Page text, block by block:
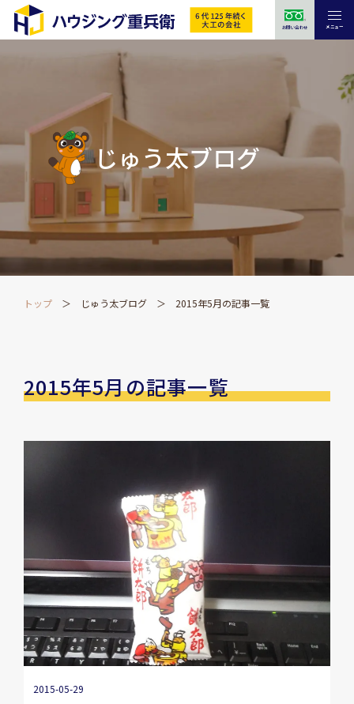
お問い合わせ メニュー
じゅう太ブログ
トップ じゅう太ブログ 2015年5月の記事一覧
2015年5月の記事一覧
2015-05-29